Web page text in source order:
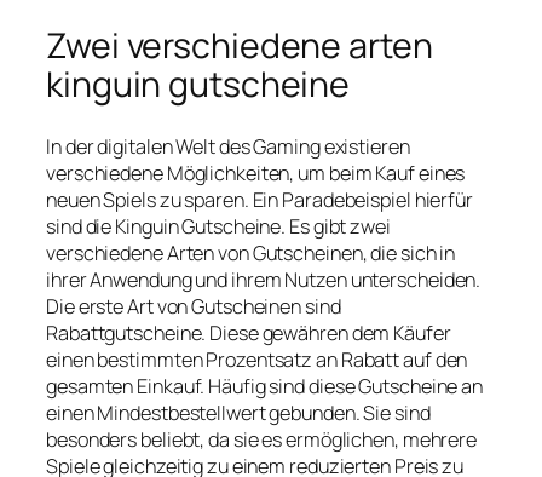
Zwei verschiedene arten
kinguin gutscheine
In der digitalen Welt des Gaming existieren
verschiedene Möglichkeiten, um beim Kauf eines
neuen Spiels zu sparen. Ein Paradebeispiel hierfür
sind die Kinguin Gutscheine. Es gibt zwei
verschiedene Arten von Gutscheinen, die sich in
ihrer Anwendung und ihrem Nutzen unterscheiden.
Die erste Art von Gutscheinen sind
Rabattgutscheine. Diese gewähren dem Käufer
einen bestimmten Prozentsatz an Rabatt auf den
gesamten Einkauf. Häufig sind diese Gutscheine an
einen Mindestbestellwert gebunden. Sie sind
besonders beliebt, da sie es ermöglichen, mehrere
Spiele gleichzeitig zu einem reduzierten Preis zu